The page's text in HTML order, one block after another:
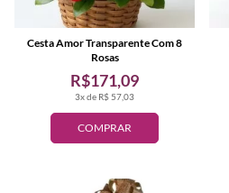
COMPRAR
3x de R$ 57,03
R$171,09
Cesta Amor Transparente Com 8
Rosas